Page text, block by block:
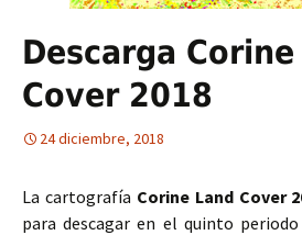
Descarga Corine
Cover 2018
24 diciembre, 2018
La cartografía Corine Land Cover
para descagar en el quinto